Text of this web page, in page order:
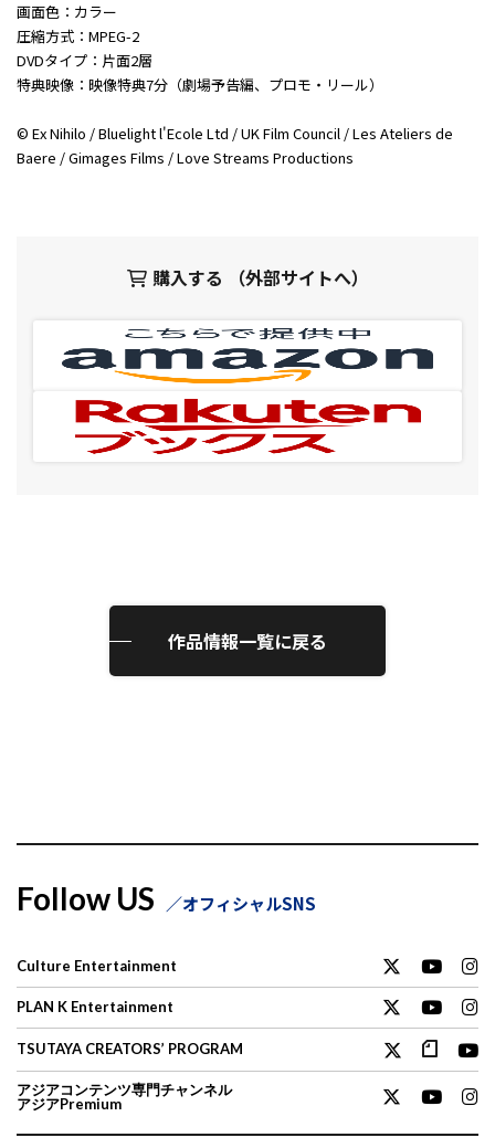
画面色：カラー
圧縮方式：MPEG-2
DVDタイプ：片面2層
特典映像：映像特典7分（劇場予告編、プロモ・リール）
© Ex Nihilo / Bluelight l'Ecole Ltd / UK Film Council / Les Ateliers de
Baere / Gimages Films / Love Streams Productions
購入する （外部サイトへ）
作品情報一覧に戻る
Follow US オフィシャルSNS
Culture Entertainment
PLAN K Entertainment
TSUTAYA CREATORS’ PROGRAM
アジアコンテンツ専門チャンネル
アジアPremium